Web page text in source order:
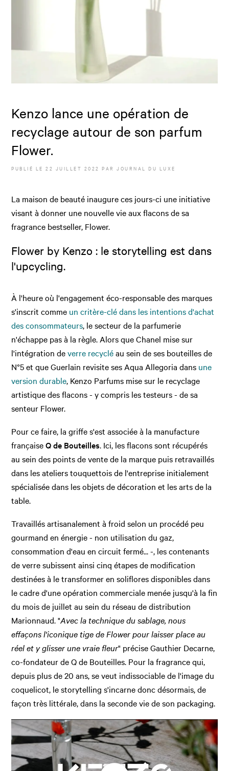
Kenzo lance une opération de
recyclage autour de son parfum
Flower.
PUBLIÉ LE22 JUILLET 2022 PAR JOURNAL DU LUXE
La maison de beauté inaugure ces jours-ci une initiative
visant à donner une nouvelle vie aux flacons de sa
fragrance bestseller, Flower.
Flower by Kenzo : le storytelling est dans
l'upcycling.
À l'heure où l'engagement éco-responsable des marques
s'inscrit comme un critère-clé dans les intentions d'achat
des consommateurs, le secteur de la parfumerie
n'échappe pas à la règle. Alors que Chanel mise sur
l'intégration deverre recycléau sein de ses bouteilles de
N°5 et que Guerlain revisite ses Aqua Allegoria dans une
version durable, Kenzo Parfums mise sur le recyclage
artistique des flacons - y compris les testeurs - de sa
senteur Flower.
Pour ce faire, la griffe s'est associée à la manufacture
françaiseQ de Bouteilles. Ici, les flacons sont récupérés
au sein des points de vente de la marque puis retravaillés
dans les ateliers touquettois de l'entreprise initialement
spécialisée dans les objets de décoration et les arts de la
table.
Travaillés artisanalement à froid selon un procédé peu
gourmand en énergie - non utilisation du gaz,
consommation d'eau en circuit fermé... -, les contenants
de verre subissent ainsi cinq étapes de modification
destinées à le transformer en soliflores disponibles dans
le cadre d'une opération commerciale menée jusqu'à la fin
du mois de juillet au sein du réseau de distribution
Marionnaud. "Avec la technique du sablage, nous
effaçons l'iconique tige de Flower pour laisser place au
réel et y glisser une vraie fleur" précise Gauthier Decarne,
co-fondateur de Q de Bouteilles. Pour la fragrance qui,
depuis plus de 20 ans, se veut indissociable de l'image du
coquelicot, le storytelling s'incarne donc désormais, de
façon très littérale, dans la seconde vie de son packaging.